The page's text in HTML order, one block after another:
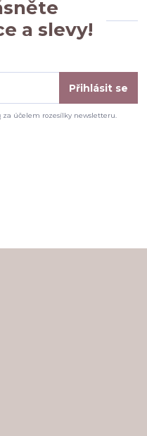
a slevy!
Přihlásit se
za účelem rozesílky newsletteru.